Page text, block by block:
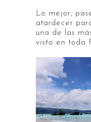
Lo mejor,
atardecer
una de las
visto en toda